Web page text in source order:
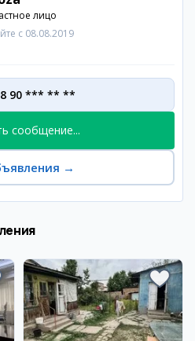
лицо
с 08.08.2019
90 *** ** **
сообщение...
→